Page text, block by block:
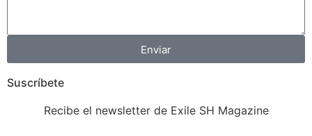
Enviar
Suscríbete
Recibe el newsletter de Exile SH Magazine